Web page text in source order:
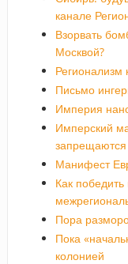
канале
Взорвать
Москвой?
Регионализм
Письмо
Империя
Имперский
Манифест
Как
Пора
Пока
колонией